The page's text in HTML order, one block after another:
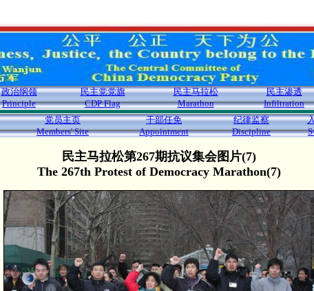
政治纲领
Principle
民主党党旗
CDP Flag
民主马拉松
Marathon
民主渗透
Infiltration
党员主页
Members' Site
干部任免
Appointment
纪律监察
Discipline
民主马拉松第267期抗议集会图片(7)
The 267th Protest of Democracy Marathon(7)